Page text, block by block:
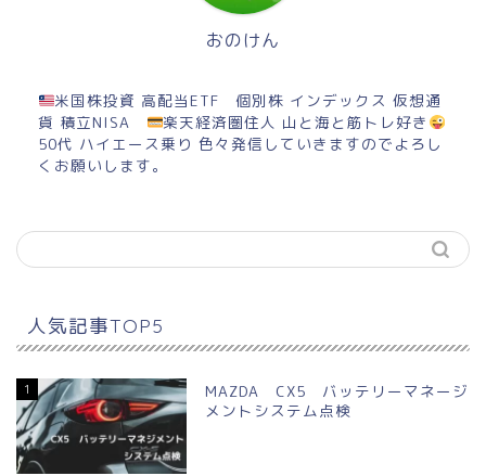
おのけん
米国株投資 高配当ETF 個別株 インデックス 仮想通
貨 積立NISA
楽天経済圏住人 山と海と筋トレ好き
50代 ハイエース乗り 色々発信していきますのでよろし
くお願いします。
人気記事TOP5
1
MAZDA CX5 バッテリーマネージ
メントシステム点検